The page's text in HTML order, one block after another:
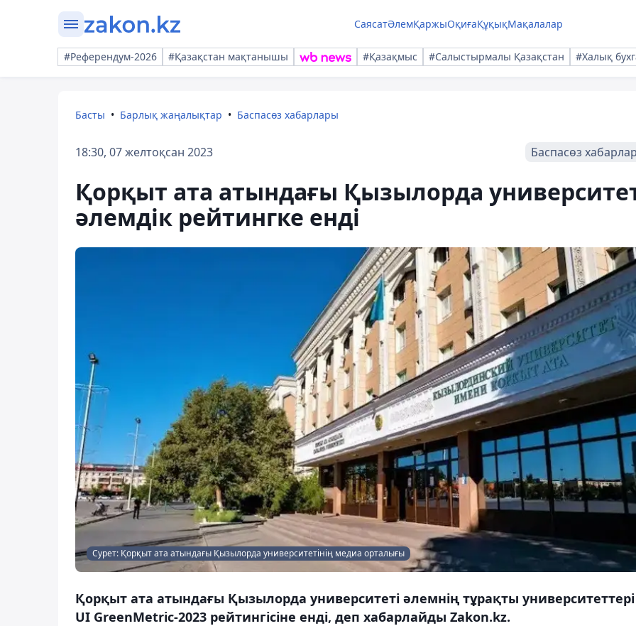
СаясатӘлемҚаржыОқиғаҚұқықМақалалар
#Референдум-2026 #Қазақстан мақтанышы #Қазақмыс #Салыстырмалы Қазақстан #Халық
Басты Барлық жаңалықтар Баспасөз хабарлары
18:30, 07 желтоқсан 2023 Баспасөз
Қорқыт ата атындағы Қызылорда
әлемдік рейтингке енді
Сурет: Қорқыт ата атындағы Қызылорда университетінің медиа орталығы
Қорқыт ата атындағы Қызылорда университеті әлемнің тұрақты
UI GreenMetric-2023 рейтингісіне енді, деп хабарлайды Zakon.kz.